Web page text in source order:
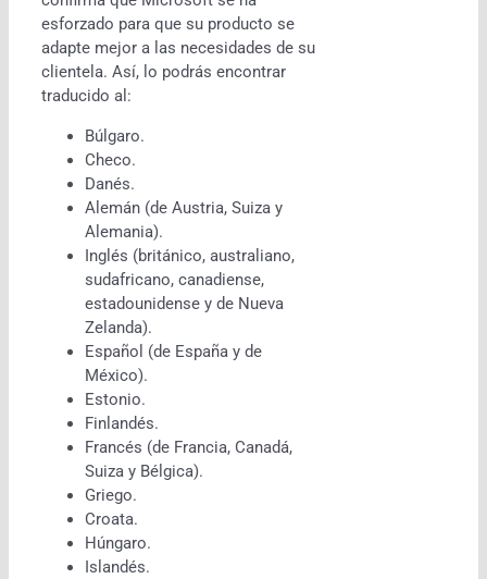
esforzado para que su producto se
adapte mejor a las necesidades de su
clientela. Así, lo podrás encontrar
traducido al:
Búlgaro.
Checo.
Danés.
Alemán (de Austria, Suiza y
Alemania).
Inglés (británico, australiano,
sudafricano, canadiense,
estadounidense y de Nueva
Zelanda).
Español (de España y de
México).
Estonio.
Finlandés.
Francés (de Francia, Canadá,
Suiza y Bélgica).
Griego.
Croata.
Húngaro.
Islandés.